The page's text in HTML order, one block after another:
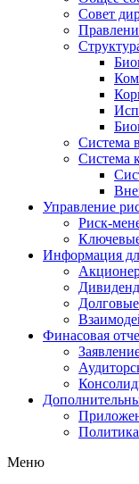
Совет
Система
Система
Управление
Риск-
Информация
Финасовая
Меню